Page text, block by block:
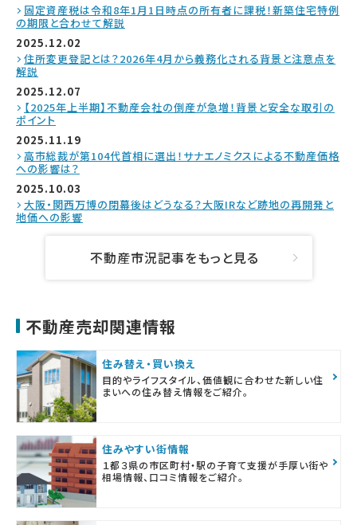
固定資産税は令和8年1月1日時点の所有者に課税！新築住宅特例
の期限と合わせて解説
2025.12.02
住所変更登記とは？2026年4月から義務化される背景と注意点を
解説
2025.12.07
【2025年上半期】不動産会社の倒産が急増！背景と安全な取引の
ポイント
2025.11.19
高市総裁が第104代首相に選出！サナエノミクスによる不動産価格
への影響は？
2025.10.03
大阪・関西万博の閉幕後はどうなる？大阪IRなど跡地の再開発と
地価への影響
不動産市況記事をもっと見る
不動産売却関連情報
住み替え・買い換え
目的やライフスタイル、価値観に合わせた新しい住
まいへの住み替え情報をご紹介。
住みやすい街情報
１都３県の市区町村・駅の子育て支援が手厚い街や
相場情報、口コミ情報をご紹介。